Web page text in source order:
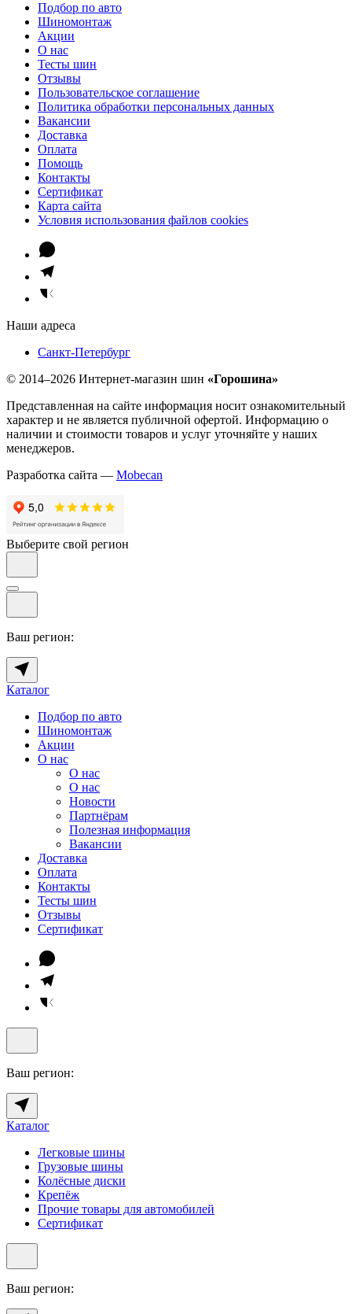
Подбор по авто
Шиномонтаж
Акции
О нас
Тесты шин
Отзывы
Пользовательское соглашение
Политика обработки персональных данных
Вакансии
Доставка
Оплата
Помощь
Контакты
Сертификат
Карта сайта
Условия использования файлов cookies
Наши адреса
Санкт-Петербург
© 2014–2026 Интернет-магазин шин «Горошина»
Представленная на сайте информация носит ознакомительный
характер и не является публичной офертой. Информацию о
наличии и стоимости товаров и услуг уточняйте у наших
менеджеров.
Разработка сайта — Mobecan
Выберите свой регион
Ваш регион:
Каталог
Подбор по авто
Шиномонтаж
Акции
О нас
О нас
О нас
Новости
Партнёрам
Полезная информация
Вакансии
Доставка
Оплата
Контакты
Тесты шин
Отзывы
Сертификат
Ваш регион:
Каталог
Легковые шины
Грузовые шины
Колёсные диски
Крепёж
Прочие товары для автомобилей
Сертификат
Ваш регион: